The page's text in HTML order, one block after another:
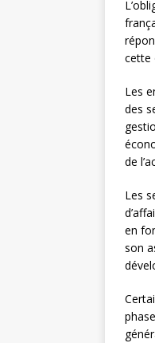
cette
Les
des
de
Les
en
son